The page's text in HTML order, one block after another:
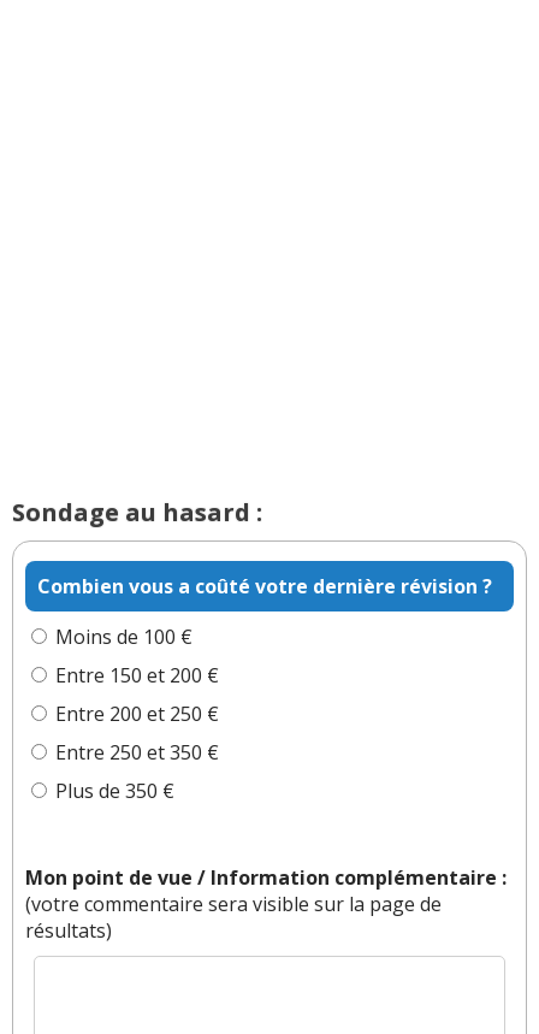
Sondage au hasard :
Combien vous a coûté votre dernière révision ?
Moins de 100 €
Entre 150 et 200 €
Entre 200 et 250 €
Entre 250 et 350 €
Plus de 350 €
Mon point de vue / Information complémentaire :
(votre commentaire sera visible sur la page de
résultats)